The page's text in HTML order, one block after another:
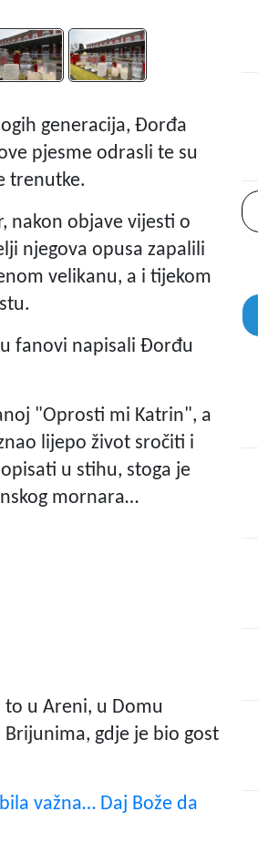
generacija, Đorđa
pjesme odrasli te su
trenutke.
nakon objave vijesti o
njegova opusa zapalili
velikanu, a i tijekom
fanovi napisali Đorđu
"Oprosti mi Katrin", a
lijepo život sročiti i
u stihu, stoga je
mornara…
to u Areni, u Domu
gdje je bio gost
važna… Daj Bože da